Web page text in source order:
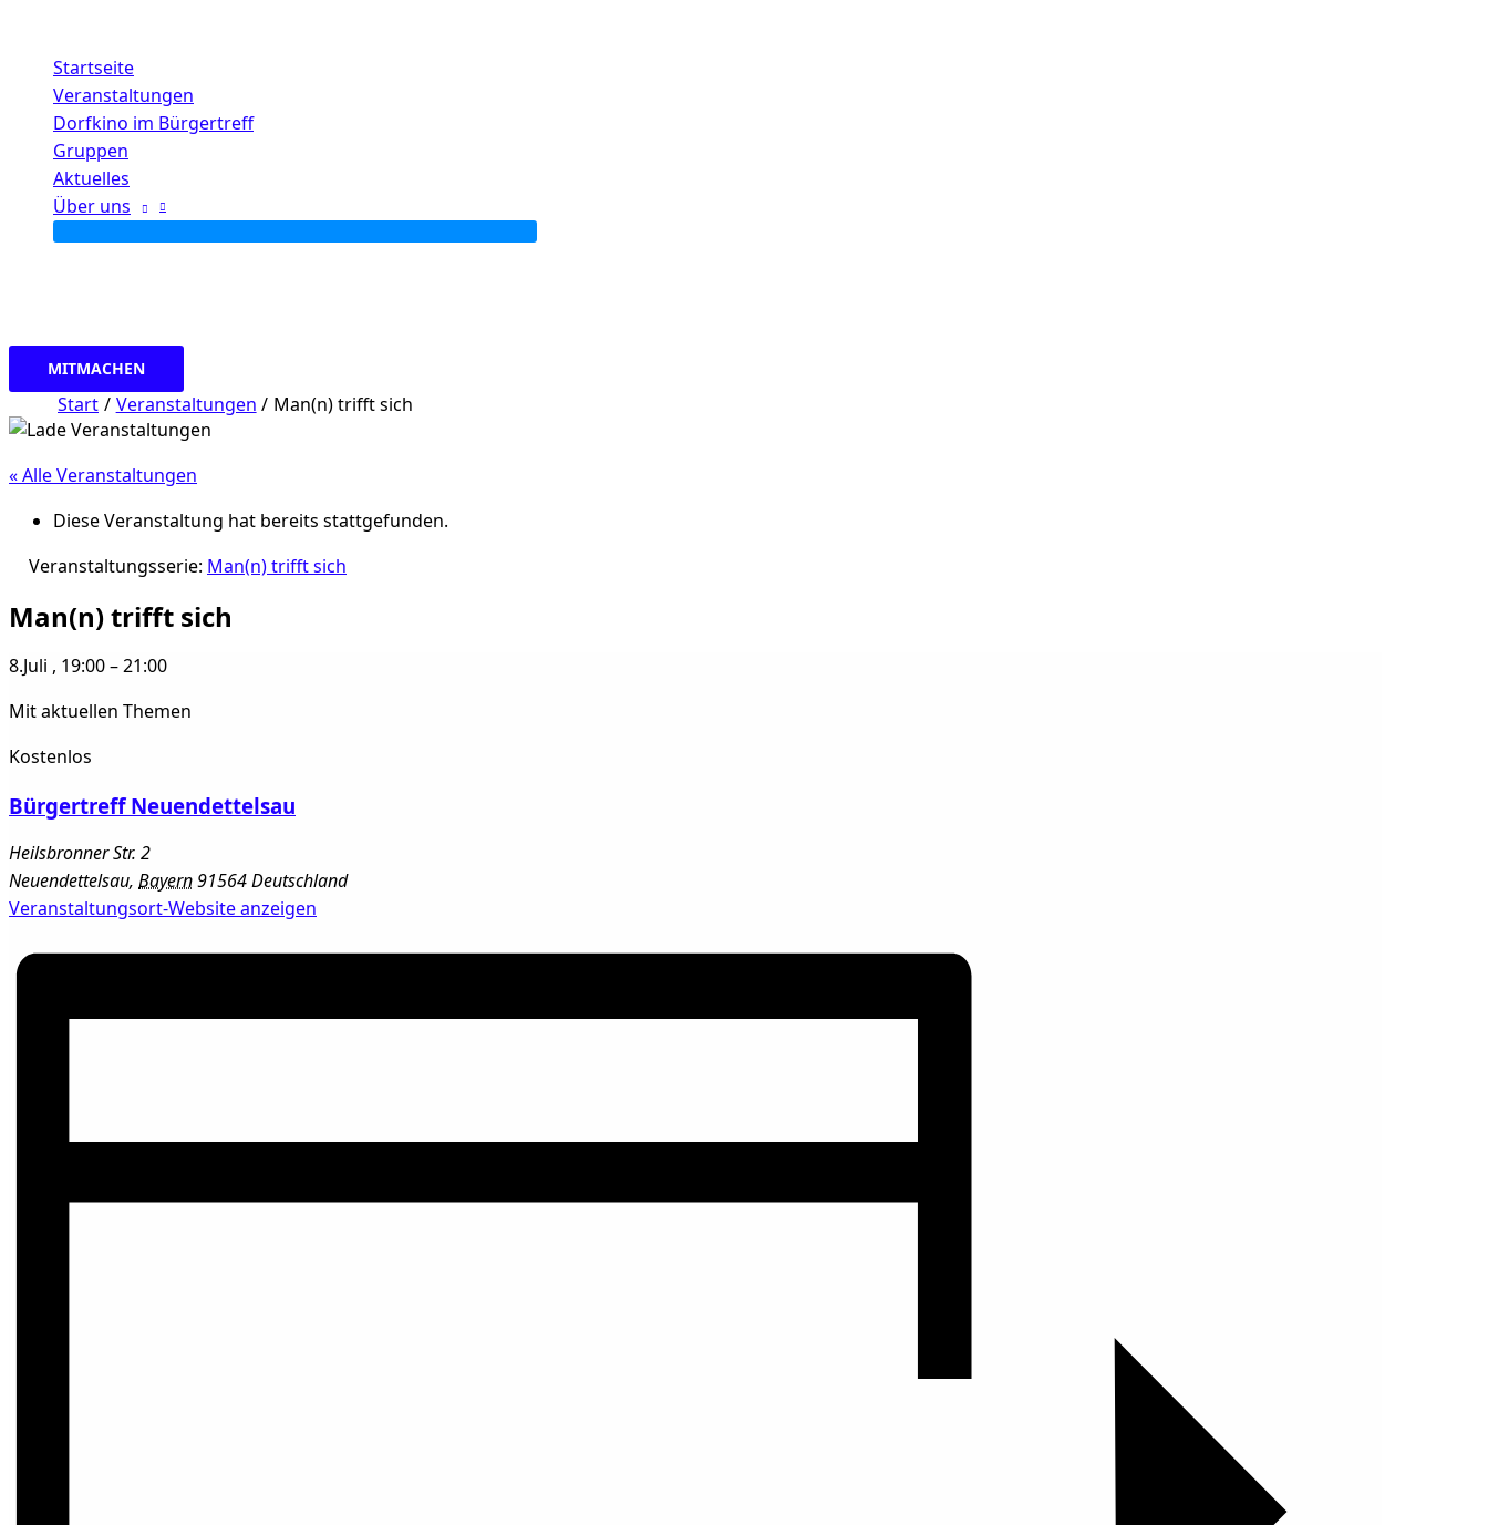
springenStartseite
Veranstaltungen
Dorfkino im Bürgertreff
Gruppen
Aktuelles
Über uns
MITMACHEN
Start Veranstaltungen Man(n) trifft sich
« Alle Veranstaltungen
Diese Veranstaltung hat bereits stattgefunden.
Veranstaltungsserie: Man(n) trifft sich
Man(n) trifft sich
8.Juli , 19:00–21:00
Mit aktuellen Themen
Kostenlos
Bürgertreff Neuendettelsau
Heilsbronner Str. 2
Neuendettelsau, Bayern91564Deutschland
Veranstaltungsort-Website anzeigen